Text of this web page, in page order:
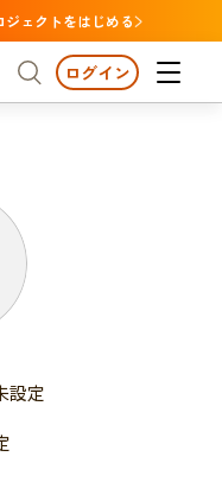
ジェクトをはじめる
注目
支援金額が多い
支援人数が多い
了日が近い
国際協力
ども・教育
教育
ィ
ログイン
設定